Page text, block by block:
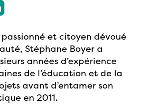
et citoyen dévoué
Stéphane Boyer a
années d’expérience
de l’éducation et de la
avant d’entamer son
en 2011.